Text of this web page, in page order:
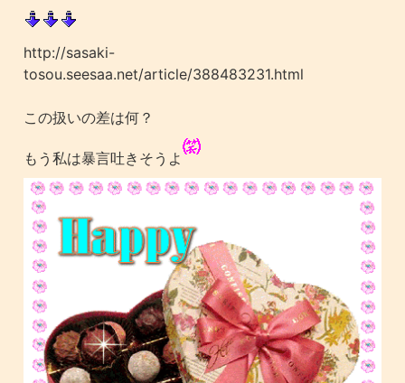
http://sasaki-
tosou.seesaa.net/article/388483231.html
この扱いの差は何？
もう私は暴言吐きそうよ